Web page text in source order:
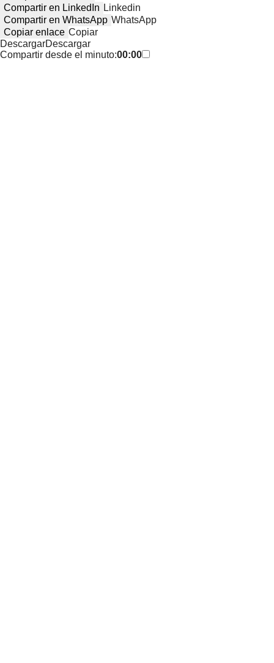
Compartir en LinkedIn Linkedin
Compartir en WhatsApp WhatsApp
Copiar enlace Copiar
DescargarDescargar
Compartir desde el minuto:00:00